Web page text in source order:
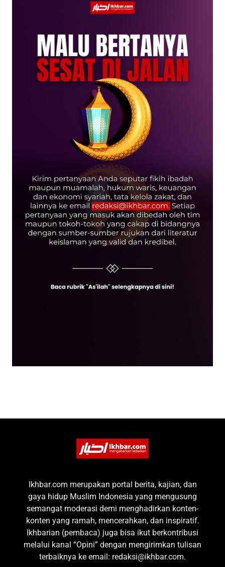
Ikhbar.com merupakan portal berita, kajian, dan
gaya hidup Muslim Indonesia yang mengusung
semangat moderasi demi menghadirkan konten-
konten yang ramah, mencerahkan, dan inspiratif.
Ikhbarian (pembaca) juga bisa ikut berkontribusi
melalui kanal “Opini” dengan mengirimkan tulisan
terbaiknya ke email: redaksi@ikhbar.com.